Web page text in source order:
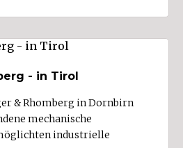
- in Tirol
& Rhomberg in Dornbirn
mechanische
industrielle